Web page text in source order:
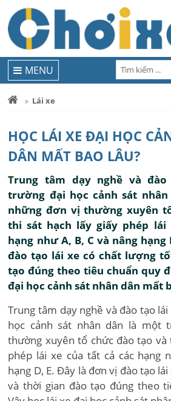
MENU
Lái xe
HỌC LÁI XE ĐẠI HỌC
DÂN MẤT BAO LÂU?
Trung tâm dạy nghề và
trường đại học cảnh sát
những đơn vị thường xuyên
thi sát hạch lấy giấy phép lái
hạng như A, B, C và nâng
đào tạo lái xe có chất lượng
tạo đúng theo tiêu chuẩn quy
đại học cảnh sát nhân dân mất
Trung tâm dạy nghề và đào tạo
học cảnh sát nhân dân là một
thường xuyên tổ chức đào tạo và
phép lái xe của tất cả các hạng
hạng D, E. Đây là đơn vị đào tạo
và thời gian đào tạo đúng theo